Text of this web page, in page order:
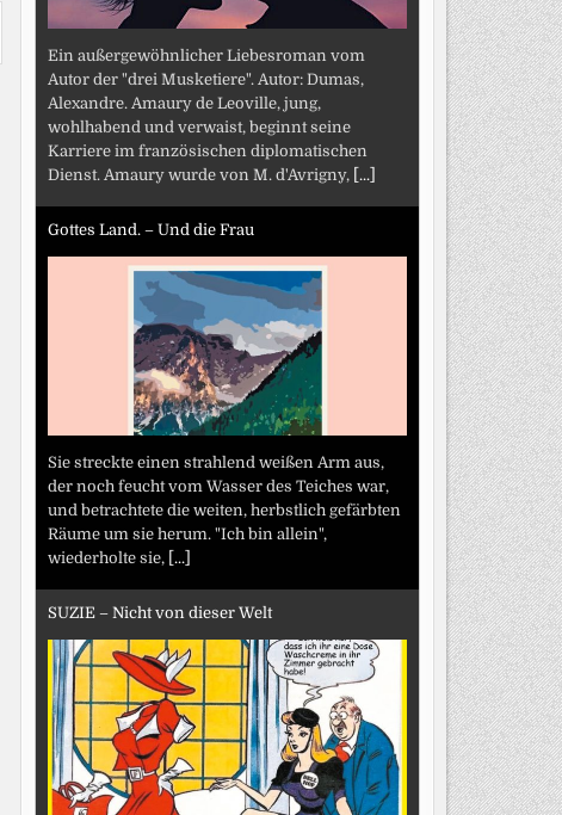
Ein außergewöhnlicher Liebesroman vom
Autor der "drei Musketiere". Autor: Dumas,
Alexandre. Amaury de Leoville, jung,
wohlhabend und verwaist, beginnt seine
Karriere im französischen diplomatischen
Dienst. Amaury wurde von M. d'Avrigny, [...]
Gottes Land. – Und die Frau
Sie streckte einen strahlend weißen Arm aus,
der noch feucht vom Wasser des Teiches war,
und betrachtete die weiten, herbstlich gefärbten
Räume um sie herum. "Ich bin allein",
wiederholte sie, [...]
SUZIE – Nicht von dieser Welt